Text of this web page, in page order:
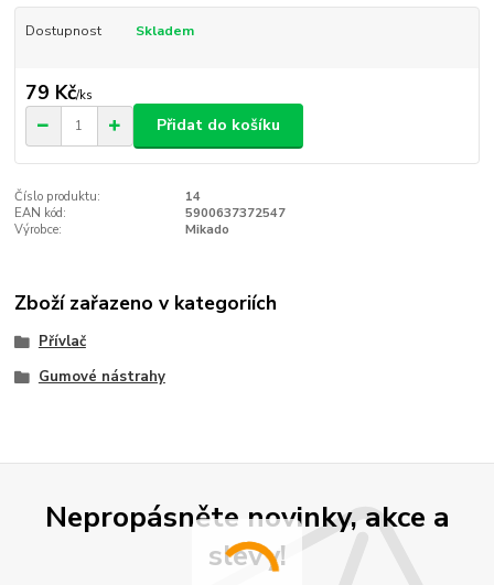
Dostupnost Skladem
79 Kč/ks
Přidat do košíku
Číslo produktu:
14
EAN kód:
5900637372547
Výrobce:
Mikado
Zboží zařazeno v kategoriích
Přívlač
Gumové nástrahy
Nepropásněte novinky, akce a
slevy!